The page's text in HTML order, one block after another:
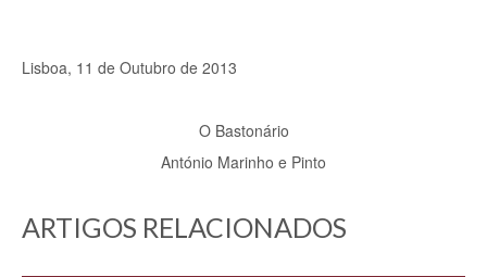
Lisboa, 11 de Outubro de 2013
O Bastonário
António Marinho e Pinto
ARTIGOS RELACIONADOS